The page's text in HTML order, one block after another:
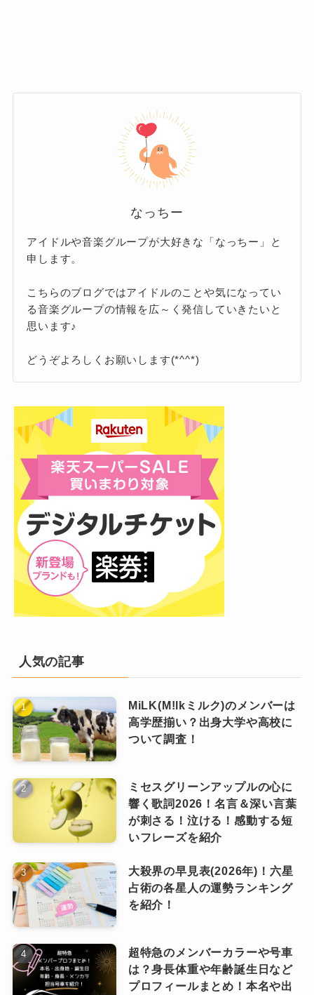
ると感じるので、ファンの方は入会して損はな
ただ、INIのファンクラブは会費の支払方法によ
ってコースが別れており、片方でのみしか得ら
れない特典もあるので要注意
月会費まとめて払いコース
月会費を12ヶ月分まとめて支払うコース。
会費は6,600円（税込）／12ヶ月です。
ます。
・チケットの最速先行予約
・会員番号の付与、デジタル会員証の発
・継続特典
詳しくは、他の特典とまとめてご紹介します！
12ヶ月分の会費をまとめて支払いできる方は、
まとめて払いコースへの入会を個人的にはおす
すめします(^ ^)
で、途中で退会する可能性がある方は月会費コ
ースがおすすめです！
月会費コース
月毎に会費を支払うコース。
月会費は550円（税込）／1ヶ月です。
まとめて払いコース限定の3つの特典以外の入会
特典がついています。
1ヶ月ごとの支払なので退会のタイミングが自由
に選べるメリット
があります。
入会のハードルが低いので、まずはこちらのコ
ースから入ってみる、といった選び方もできる
のが嬉しいですよね。
（税込）で取得可能です。
INI(アイエヌアイ)メンバーの最終学歴！大学
を中退してるメンバーもいる？調査してみま
微妙と言われているのは本当？調査してみま
した！
INI(アイエヌアイ)後藤威尊は関西外大出身？
ミスコンや大学でのダンス活動をご紹介！
まとめ
今回は、INI(アイエヌアイ)のファンクラブ
「MINI」についてご紹介しました！
特典を得られることです。
りますが、それ以外でもかなり充実した特典だ
と思います！
ファンクラブでの誕生日特典はないですが、プ
ラメを購読すれば誕生日にメッセージをもらう
ことは可能です。
入会して損することはないと思うので、入会を
迷っている方はぜひ前向きに検討してみてくだ
さい♪
関連記事 INI(アイエヌアイ)西洸人のプロフィール！出身や誕生日、血液型を紹介します！
関連記事
関連記事
なっちー
アイドルや音楽グループが大好きな「なっちー」と
申します。
こちらのブログではアイドルのことや気になってい
る音楽グループの情報を広～く発信していきたいと
思います♪
どうぞよろしくお願いします(*^^*)
人気の記事
MiLK(M!lkミルク)のメンバーは
高学歴揃い？出身大学や高校に
ついて調査！
ミセスグリーンアップルの心に
響く歌詞2026！名言＆深い言葉
が刺さる！泣ける！感動する短
いフレーズを紹介
大殺界の早見表(2026年)！六星
占術の各星人の運勢ランキング
を紹介！
超特急のメンバーカラーや号車
は？身長体重や年齢誕生日など
プロフィールまとめ！本名や出